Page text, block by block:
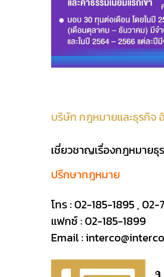
บริษัท กฎหมายและธุรกิจ
เชี่ยวชาญเรื่องกฎหมาย
ปรึกษากฎหมาย
โทร :02-185-1895, 02-
แฟกซ์ : 02-185-1899
Email :